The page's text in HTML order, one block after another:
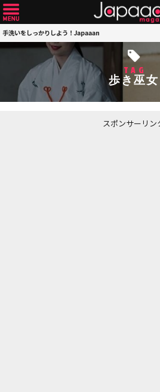
手洗いをしっかりしよう！Japaaan
TAG
歩き巫女
スポンサーリン